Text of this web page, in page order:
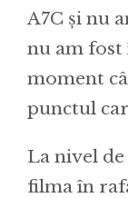
A7C și nu
nu am fost
moment
punctul
La nivel
filma în